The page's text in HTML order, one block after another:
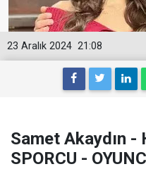
21:08
23 Aralık 2024
Samet Akaydın -
SPORCU -